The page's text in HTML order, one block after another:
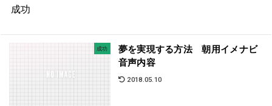
成功
成功
夢を実現する方法 朝用イメナビ
音声内容
2018.05.10